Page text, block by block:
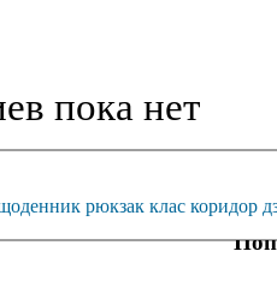
пока нет
рюкзак клас коридор